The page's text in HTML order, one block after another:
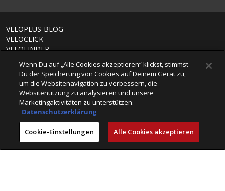
VELOPLUS-BLOG
VELOCLICK
VELOFINDER
AGB
Retouren & Versandbedingungen
Impressum
Datenschutz
Wenn Du auf „Alle Cookies akzeptieren“ klickst, stimmst
Du der Speicherung von Cookies auf Deinem Gerät zu,
um die Websitenavigation zu verbessern, die
Websitenutzung zu analysieren und unsere
Marketingaktivitäten zu unterstützen.
Datenschutzerklärung
Cookie-Einstellungen Alle Cookies akzeptieren